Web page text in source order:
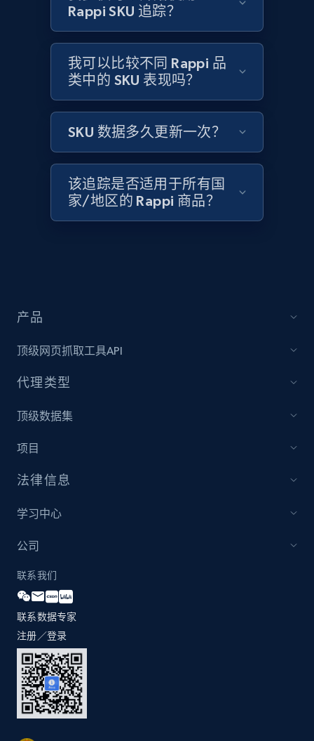
2.1K+ 375+ 立即开始
Amazon products global dataset -
Collecting products by keyword search
Title, Seller name, Brand, Description, Initial
price, Currency, Availability, Reviews count, and
2.1K+ 375+ 立即开始
products by best sellers category URL
price, Currency, Availability, Reviews count, and
Amazon products by seller URL
Title, Seller name, Brand, Description, Initial
more.
2.1K+
Amazon products global dataset - Collect
products from Brands URLs
Title, Seller name, Brand, Description, Initial
price, Currency, Availability, Reviews count, and
more.
Rappi SKU 追踪？
我可以比较不同 Rappi 品
类中的 SKU 表现吗？
SKU 数据多久更新一次？
该追踪是否适用于所有国
家/地区的 Rappi 商品？
产品
顶级网页抓取工具API
代理类型
顶级数据集
项目
法律信息
学习中心
公司
联系我们
联系数据专家
注册／登录